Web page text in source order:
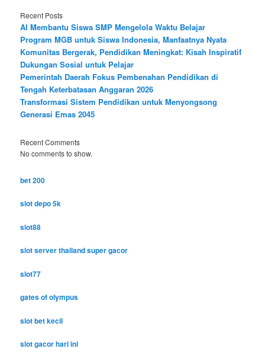
Recent Posts
AI Membantu Siswa SMP Mengelola Waktu Belajar
Program MGB untuk Siswa Indonesia, Manfaatnya Nyata
Komunitas Bergerak, Pendidikan Meningkat: Kisah Inspiratif
Dukungan Sosial untuk Pelajar
Pemerintah Daerah Fokus Pembenahan Pendidikan di
Tengah Keterbatasan Anggaran 2026
Transformasi Sistem Pendidikan untuk Menyongsong
Generasi Emas 2045
Recent Comments
No comments to show.
bet 200
slot depo 5k
slot88
slot server thailand super gacor
slot77
gates of olympus
slot bet kecil
slot gacor hari ini